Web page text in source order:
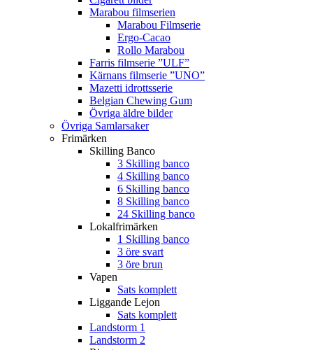
Marabou filmserien
Marabou Filmserie
Ergo-Cacao
Rollo Marabou
Farris filmserie ”ULF”
Kärnans filmserie ”UNO”
Mazetti idrottsserie
Belgian Chewing Gum
Övriga äldre bilder
Övriga Samlarsaker
Frimärken
Skilling Banco
3 Skilling banco
4 Skilling banco
6 Skilling banco
8 Skilling banco
24 Skilling banco
Lokalfrimärken
1 Skilling banco
3 öre svart
3 öre brun
Vapen
Sats komplett
Liggande Lejon
Sats komplett
Landstorm 1
Landstorm 2